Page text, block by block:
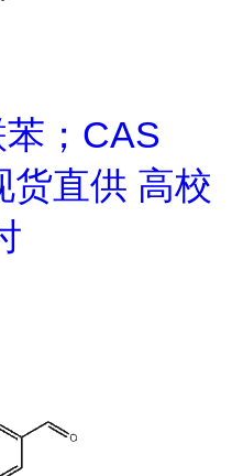
；CAS
货直供 高校